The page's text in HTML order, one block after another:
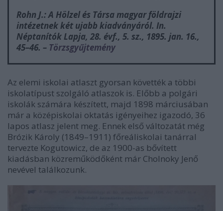
Rohn J.: A Hölzel és Társa magyar földrajzi
intézetnek két ujabb kiadványáról. In.
Néptanítók Lapja, 28. évf., 5. sz., 1895. jan. 16.,
45–46. – Törzsgyűjtemény
Az elemi iskolai atlaszt gyorsan követték a többi
iskolatípust szolgáló atlaszok is. Előbb a polgári
iskolák számára készített, majd 1898 márciusában
már a középiskolai oktatás igényeihez igazodó, 36
lapos atlasz jelent meg. Ennek első változatát még
Brózik Károly (1849–1911) főreáliskolai tanárral
tervezte Kogutowicz, de az 1900-as bővített
kiadásban közreműködőként már Cholnoky Jenő
nevével találkozunk.